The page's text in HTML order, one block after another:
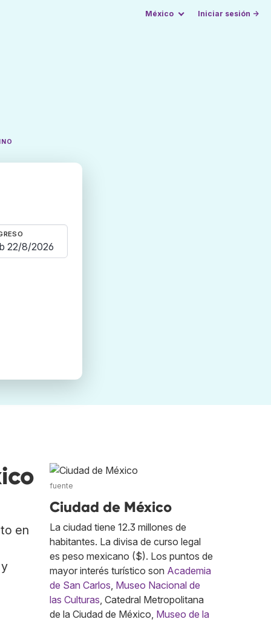
México Iniciar sesión →
en
fuente
Ciudad de México
La ciudad tiene 12.3 millones de
habitantes. La divisa de curso legal
es peso mexicano ($). Los puntos de
mayor interés turístico son Academia
de San Carlos, Museo Nacional de
las Culturas, Catedral Metropolitana
de la Ciudad de México, Museo de la